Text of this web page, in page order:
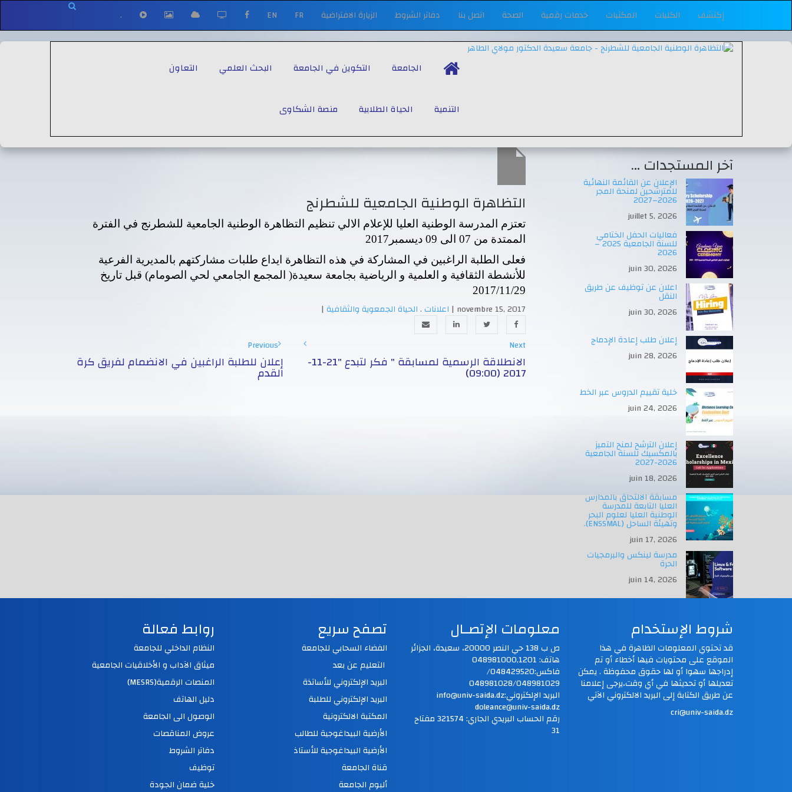
إكتشف الكليات المكتبات خدمات رقمية الصحة اتصل بنا دفاتر الشروط الزيارة الافتراضية FR
EN
.
الجامعة التكوين في الجامعة البحث العلمي التعاون
التنمية الحياة الطلابية منصة الشكاوى
التظاهرة الوطنية الجامعية للشطرنج
تعتزم المدرسة الوطنية العليا للإعلام الالي تنظيم التظاهرة الوطنية الجامعية للشطرنج في الفترة
الممتدة من 07 الى 09 ديسمبر2017
فعلى الطلبة الراغبين في المشاركة في هذه التظاهرة ايداع طلبات مشاركتهم بالمديرية الفرعية
للأنشطة الثقافية و العلمية و الرياضية بجامعة سعيدة( المجمع الجامعي لحي الصومام) قبل تاريخ
2017/11/29
novembre 15, 2017
| اعلانات.الحياة الجمعوية والثقافية|
Previous
إعلان للطلبة الراغبين في الانضمام لفريق كرة
القدم
Next
الانطلاقة الرسمية لمسابقة " فكر لتبدع "21-11-
2017 (09:00)
آخر المستجدات …
الإعلان عن القائمة النهائية
للمترشحين لمنحة المجر
2026–2027
juillet 5, 2026
فعاليات الحفل الختامي
للسنة الجامعية 2025 –
2026
juin 30, 2026
اعلان عن توظيف عن طريق
النقل
juin 30, 2026
إعلان طلب إعادة الإدماج
juin 28, 2026
خلية تقييم الدروس عبر الخط
juin 24, 2026
إعلان الترشح لمنح التميز
بالمكسيك للسنة الجامعية
2026-2027
juin 18, 2026
مسابقة الالتحاق بالمدارس
العليا التابعة للمدرسة
الوطنية العليا لعلوم البحر
وتهيئة الساحل (ENSSMAL).
juin 17, 2026
مدرسة لينكس والبرمجيات
الحرة
juin 14, 2026
روابط فعالة
النظام الداخلي للجامعة
ميثاق الآداب و الأخلاقيات الجامعية
المنصات الرقمية(MESRS)
دليل الهاتف
الوصول الى الجامعة
عروض المناقصات
دفاتر الشروط
توظيف
خلية ضمان الجودة
تصفح سريع
الفضاء السحابي للجامعة
التعليم عن بعد
البريد الإلكتروني للأساتذة
البريد الإلكتروني للطلبة
المكتبة الالكترونية
الأرضية البيداغوجية للطالب
الأرضية البيداغوجية للأستاذ
قناة الجامعة
ألبوم الجامعة
معلومات الإتصـال
ص ب 138 حي النصر 20000، سعيدة، الجزائر
هاتف: 048981000,1201
فاكس:048429520/
048981028/048981029
البريد الإلكتروني:info@univ-saida.dz
doleance@univ-saida.dz
رقم الحساب البريدي الجاري: 321574 مفتاح
31
شروط الإستخدام
قد تحتوي المعلومات الظاهرة في هذا
الموقع على محتويات فيها أخطاء أو تم
إدراجها سهوا أو لها حقوق محفوظة . يمكن
تعديلها أو تحديثها في أي وقت،يرجى إعلامنا
عن طريق الكتابة إلى البريد الالكتروني الآتي
cri@univ-saida.dz